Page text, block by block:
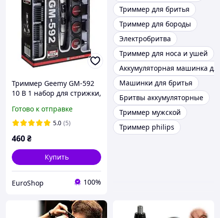
Триммер Geemy GM-592
10 В 1 набор для стрижки,
Готово к отправке
5.0 (5)
460₴
Купить
EuroShop 100%
Триммер для бритья
Триммер для бороды
Электробритва
Триммер для носа и ушей
Аккумуляторная машинка
Машинки для бритья
Бритвы аккумуляторные
Триммер мужской
Триммер philips